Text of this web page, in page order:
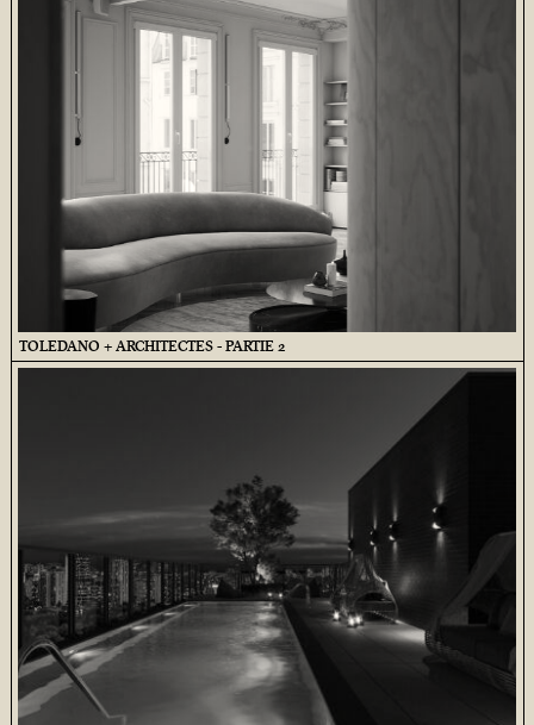
TOLEDANO + ARCHITECTES - PARTIE 2